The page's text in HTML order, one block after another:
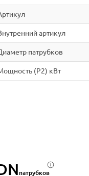
артикул
патрубков
(P2) кВт
патрубков